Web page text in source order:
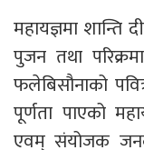
महायज्ञमा शान्ति
पुजन तथा
फलेबिसौनाको
पूर्णता पाएको
एवम् संयोजक